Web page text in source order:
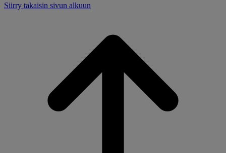
Siirry takaisin sivun alkuun